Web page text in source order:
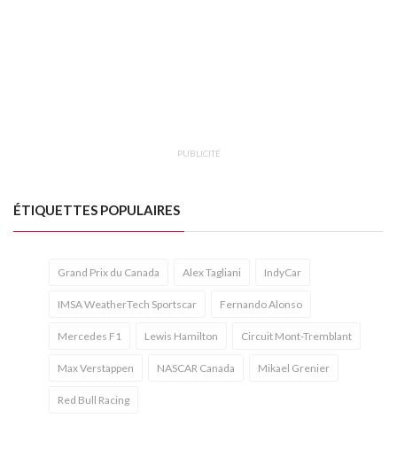
PUBLICITÉ
ÉTIQUETTES POPULAIRES
Grand Prix du Canada Alex Tagliani IndyCar
IMSA WeatherTech Sportscar Fernando Alonso
Mercedes F1 Lewis Hamilton Circuit Mont-Tremblant
Max Verstappen NASCAR Canada Mikael Grenier
Red Bull Racing